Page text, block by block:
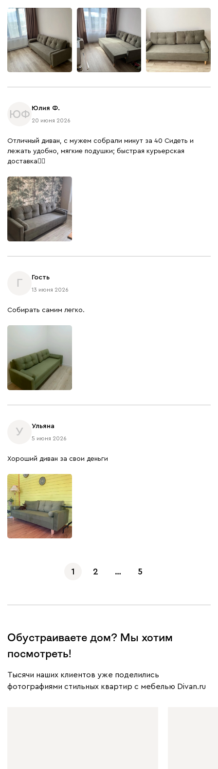
ЮФ
Юлия Ф.
20 июня 2026
Отличный диван, с мужем собрали минут за 40 Сидеть и
лежать удобно, мягкие подушки; быстрая курьерская
доставка👍🏻
Г
Гость
13 июня 2026
Собирать самим легко.
У
Ульяна
5 июня 2026
Хороший диван за свои деньги
1 2 … 5
Обустраиваете дом? Мы хотим
посмотреть!
Тысячи наших клиентов уже поделились
фотографиями стильных квартир с мебелью Divan.ru